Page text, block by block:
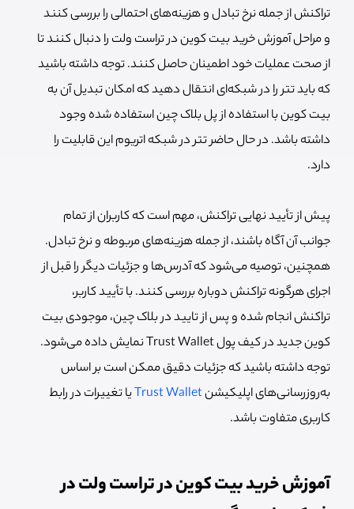
تراکنش از جمله نرخ تبادل و هزینه‌های احتمالی را بررسی کنند
و مراحل آموزش خرید بیت کوین در تراست ولت را دنبال کنند تا
از صحت عملیات خود اطمینان حاصل کنند. توجه داشته باشید
که باید تتر را در شبکه‌ای انتقال دهید که امکان تبدیل آن به
بیت کوین با استفاده از پل بلاک چین استفاده شده وجود
داشته باشد. در حال حاضر تتر در شبکه اتریوم این قابلیت را
دارد.
پیش از تأیید نهایی تراکنش، مهم است که کاربران از تمام
جوانب آن آگاه باشند، از جمله هزینه‌های مربوطه و نرخ تبادل.
همچنین، توصیه می‌شود که آدرس‌ها و جزئیات دیگر را قبل از
اجرای هرگونه تراکنش دوباره بررسی کنند. با تأیید کاربر،
تراکنش انجام شده و پس از تایید در بلاک چین، موجودی بیت
کوین جدید در کیف پول Trust Wallet نمایش داده می‌شود.
توجه داشته باشید که جزئیات دقیق ممکن است بر اساس
به‌روزرسانی‌های اپلیکیشنTrust Walletیا تغییرات در رابط
کاربری متفاوت باشد.
آموزش خرید بیت کوین در تراست ولت در